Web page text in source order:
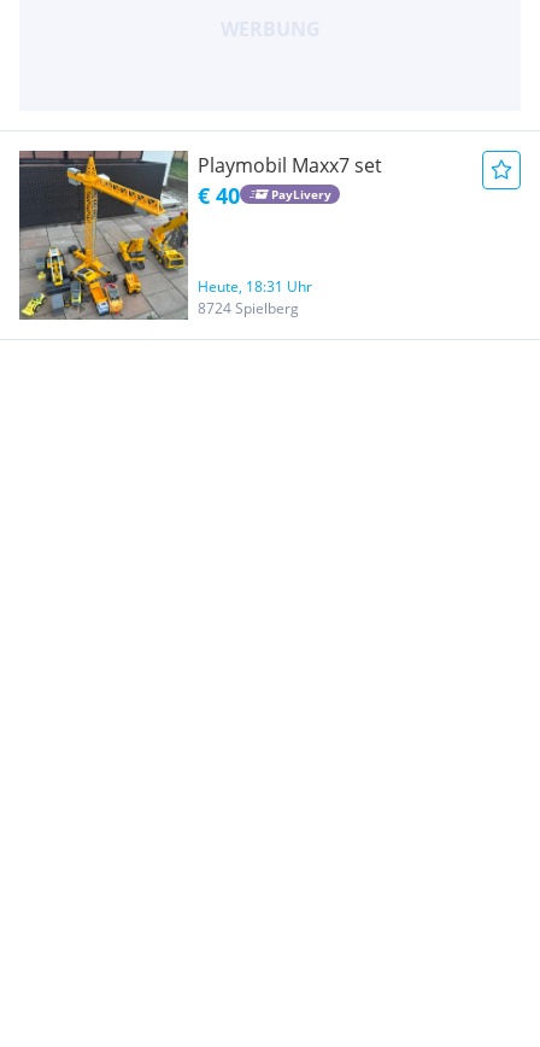
Playmobil Maxx7 set
€ 40 PayLivery
Heute, 18:31 Uhr
8724 Spielberg